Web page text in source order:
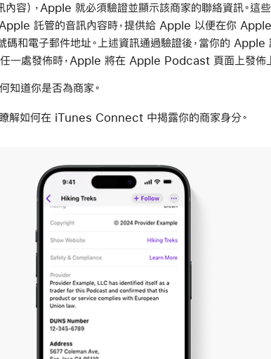
容），Apple 就必須驗證並顯示該商家的聯絡資訊。這
託管的音訊內容時，提供給 Apple 以便在你
碼和電子郵件地址。上述資訊通過驗證後，當你的 Apple
一處發佈時，Apple 將在 Apple Podcast 頁面上發佈
知道你是否為商家。
瞭解如何在 iTunes Connect 中揭露你的商家身分。